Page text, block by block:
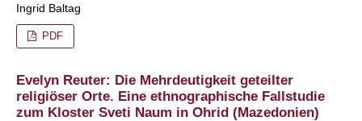
Ingrid Baltag
PDF
Evelyn Reuter: Die Mehrdeutigkeit geteilter
religiöser Orte. Eine ethnographische Fallstudie
zum Kloster Sveti Naum in Ohrid (Mazedonien)